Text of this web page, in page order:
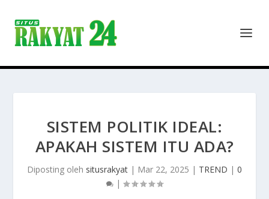
SISTEM POLITIK IDEAL:
APAKAH SISTEM ITU ADA?
Diposting oleh situsrakyat | Mar 22, 2025 | TREND | 0
|